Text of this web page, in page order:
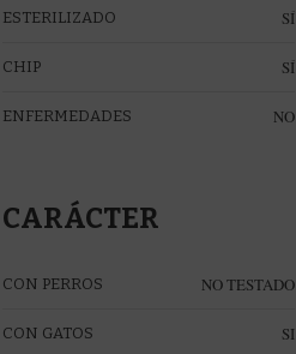
ESTERILIZADO SÍ
CHIP SÍ
ENFERMEDADES NO
CARÁCTER
CON PERROS NO TESTADO
CON GATOS SI